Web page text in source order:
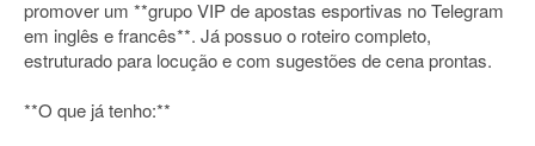
promover um **grupo VIP de apostas esportivas no Telegram
em inglês e francês**. Já possuo o roteiro completo,
estruturado para locução e com sugestões de cena prontas.
**O que já tenho:**